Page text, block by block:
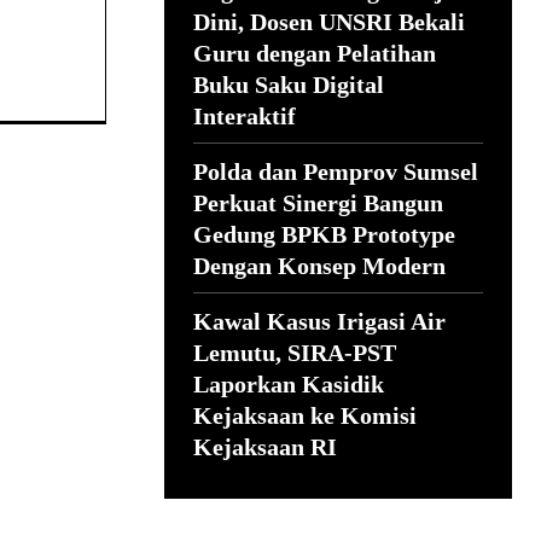
Dini, Dosen UNSRI Bekali
Guru dengan Pelatihan
Buku Saku Digital
Interaktif
Polda dan Pemprov Sumsel
Perkuat Sinergi Bangun
Gedung BPKB Prototype
Dengan Konsep Modern
Kawal Kasus Irigasi Air
Lemutu, SIRA-PST
Laporkan Kasidik
Kejaksaan ke Komisi
Kejaksaan RI